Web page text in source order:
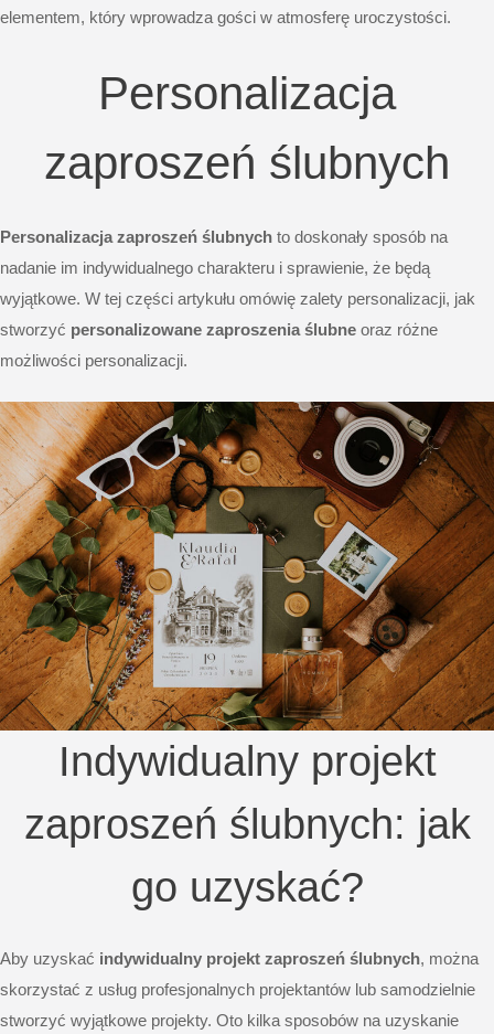
elementem, który wprowadza gości w atmosferę uroczystości.
Personalizacja
zaproszeń ślubnych
Personalizacja zaproszeń ślubnych to doskonały sposób na
nadanie im indywidualnego charakteru i sprawienie, że będą
wyjątkowe. W tej części artykułu omówię zalety personalizacji, jak
stworzyć personalizowane zaproszenia ślubne oraz różne
możliwości personalizacji.
Indywidualny projekt
zaproszeń ślubnych: jak
go uzyskać?
Aby uzyskać indywidualny projekt zaproszeń ślubnych, można
skorzystać z usług profesjonalnych projektantów lub samodzielnie
stworzyć wyjątkowe projekty. Oto kilka sposobów na uzyskanie